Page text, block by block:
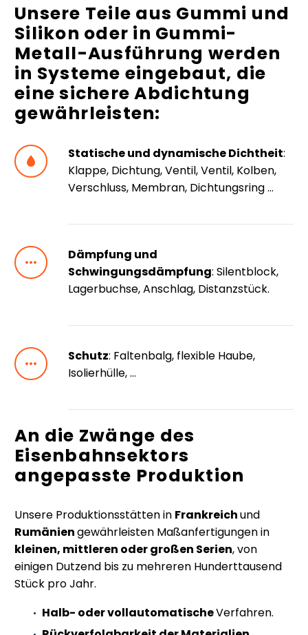
Unsere Teile aus Gummi und
Silikon oder in Gummi-
Metall-Ausführung werden
in Systeme eingebaut, die
eine sichere Abdichtung
gewährleisten:

 Statische und dynamische Dichtheit:
Klappe, Dichtung, Ventil, Ventil, Kolben,
Verschluss, Membran, Dichtungsring …


Dämpfung und
Schwingungsdämpfung: Silentblock,
Lagerbuchse, Anschlag, Distanzstück.

 Schutz: Faltenbalg, flexible Haube,
Isolierhülle, …
An die Zwänge des
Eisenbahnsektors
angepasste Produktion
Unsere Produktionsstätten in Frankreichund
Rumäniengewährleisten Maßanfertigungen in
kleinen, mittleren oder großen Serien, von
einigen Dutzend bis zu mehreren Hunderttausend
Stück pro Jahr.
Halb- oder vollautomatischeVerfahren.